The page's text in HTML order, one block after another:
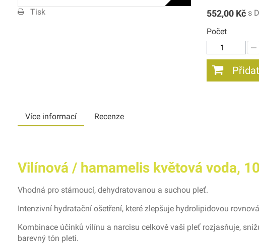
Tisk 552,00 Kč s
Počet
Více informací Recenze
Vilínová / hamamelis květová voda,
Vhodná pro stárnoucí, dehydratovanou a suchou pleť.
Intenzivní hydratační ošetření, které zlepšuje hydrolipidovou
Kombinace účinků vilínu a narcisu celkově vaši pleť rozjasňuje,
barevný tón pleti.